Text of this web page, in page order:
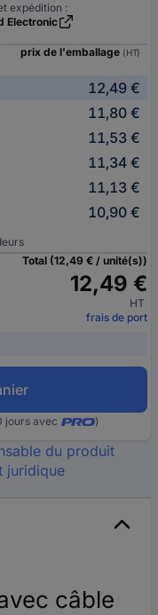
expédition :
Electronic
prix de l'emballage (HT)
12,49 €
11,80 €
11,53 €
11,34 €
11,13 €
10,90 €
Total (12,49 € / unité(s))
12,49 €
HT
frais de port
jours avec )
du produit
juridique
câble